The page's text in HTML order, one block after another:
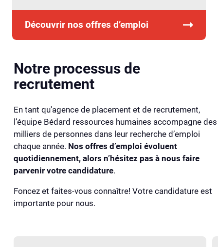
Découvrir nos offres d’emploi
Notre processus de
recrutement
En tant qu'agence de placement et de recrutement,
l’équipe Bédard ressources humaines accompagne des
milliers de personnes dans leur recherche d’emploi
chaque année. Nos offres d’emploi évoluent
quotidiennement, alors n’hésitez pas à nous faire
parvenir votre candidature.
Foncez et faites-vous connaître! Votre candidature est
importante pour nous.